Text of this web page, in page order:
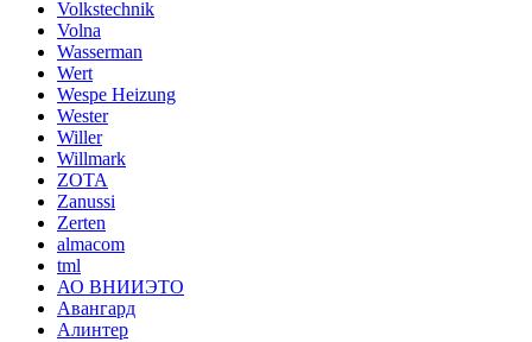
Volkstechnik
Volna
Wasserman
Wert
Wespe Heizung
Wester
Willer
Willmark
ZOTA
Zanussi
Zerten
almacom
tml
АО ВНИИЭТО
Авангард
Алинтер